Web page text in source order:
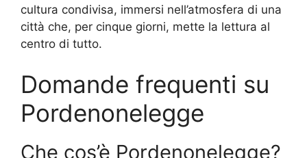
cultura condivisa, immersi nell’atmosfera di una
città che, per cinque giorni, mette la lettura al
centro di tutto.
Domande frequenti su
Pordenonelegge
Che cos’è Pordenonelegge?